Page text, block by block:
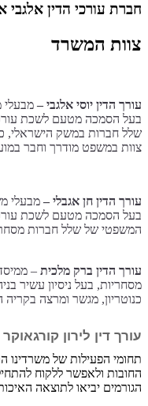
חברת עורכי הדין אלגבי
צוות המשרד
עורך הדין יוסי אלגבי – מבעלי
בעל הסמכה מטעם לשכת עורכי
צוות במשפט מודרך וחבר
עורך הדין חן אגבלי – מבעלי
בעל הסמכה מטעם לשכת
המשפטי של שלל חברות
עורך הדין ברק מלכית –
כנוטריון, מגשר ומרצה בקריה האקדמית אונו מזה 13 שנים. ממוקם במשרד אלגבי אגבלי ושות’ ופועל בשיתוף פעולה מלא
עורך דין לירון קורגאוקר
תחומי הפעילות של משרדינו
החובות ולאפשר ללקוח
הגורמים יביאו לתוצאה